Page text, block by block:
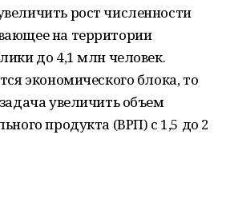
рост численности
на территории
до 4,1 млн человек.
экономического блока, то
увеличить объем
продукта (ВРП) с 1,5 до 2